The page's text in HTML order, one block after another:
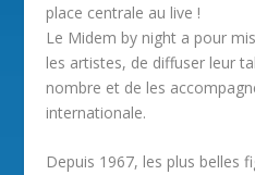
place centrale au live !
Le Midem by night a pour
les artistes, de diffuser leur
nombre et de les
internationale.
Depuis 1967, les plus belles